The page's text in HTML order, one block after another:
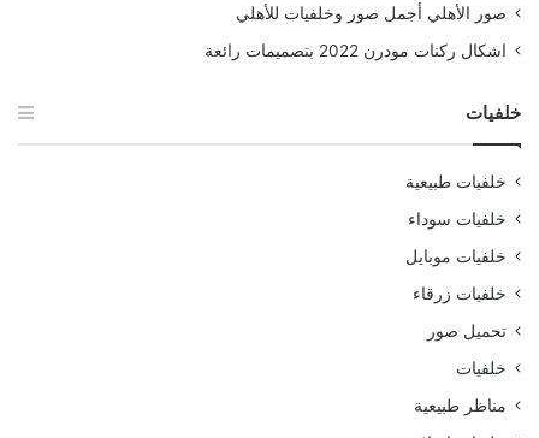
صور الأهلي أجمل صور وخلفيات للأهلي
اشكال ركنات مودرن 2022 بتصميمات رائعة
خلفيات
خلفيات طبيعية
خلفيات سوداء
خلفيات موبايل
خلفيات زرقاء
تحميل صور
خلفيات
مناظر طبيعية